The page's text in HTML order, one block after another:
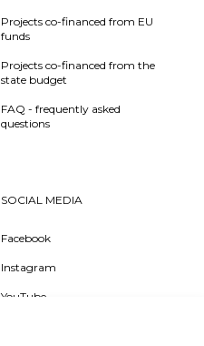
Projects co-financed from EU
funds
Projects co-financed from the
state budget
FAQ - frequently asked
questions
SOCIAL MEDIA
Facebook
Instagram
YouTube